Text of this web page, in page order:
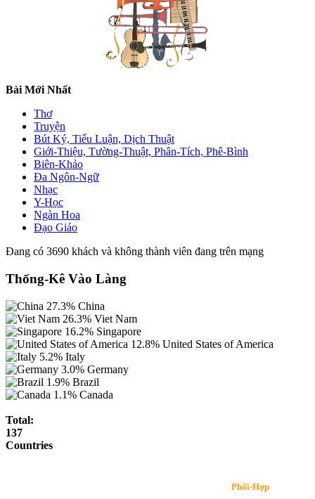
Bài Mới Nhất
Thơ
Truyện
Bút Ký, Tiểu Luận, Dịch Thuật
Giới-Thiệu, Tường-Thuật, Phân-Tích, Phê-Bình
Biên-Khảo
Đa Ngôn-Ngữ
Nhạc
Y-Học
Ngàn Hoa
Đạo Giáo
Đang có 3690 khách và không thành viên đang trên mạng
Thống-Kê Vào Làng
27.3% China
26.3% Viet Nam
16.2% Singapore
12.8% United States of America
5.2% Italy
3.0% Germany
1.9% Brazil
1.1% Canada
Total:
137
Countries
Phối-Hợp